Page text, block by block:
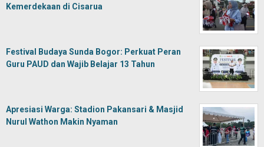
Kemerdekaan di Cisarua
Festival Budaya Sunda Bogor: Perkuat Peran
Guru PAUD dan Wajib Belajar 13 Tahun
Apresiasi Warga: Stadion Pakansari & Masjid
Nurul Wathon Makin Nyaman